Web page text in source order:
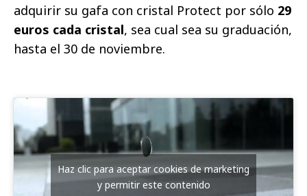
adquirir su gafa con cristal Protect por sólo 29
euros cada cristal, sea cual sea su graduación,
hasta el 30 de noviembre.
Haz clic para aceptar cookies de marketing
y permitir este contenido